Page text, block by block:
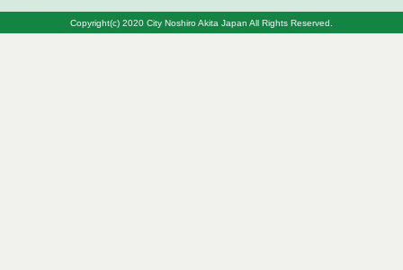
令和８年７月１０日執行 物品（指名競争入札等）
結果
Copyright(c) 2020 City Noshiro Akita Japan All Rights Reserved.